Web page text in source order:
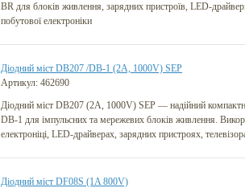
BR для блоків живлення, зарядних пристроїв, LED-
побутової електроніки
Діодний міст DB207 /DB-1 (2A, 1000V) SEP
Артикул: 462690
Діодний міст DB207 (2A, 1000V) SEP — надійний
DB-1 для імпульсних та мережевих блоків живлення.
електроніці, LED-драйверах, зарядних пристроях,
Діодний міст DF08S (1A 800V)